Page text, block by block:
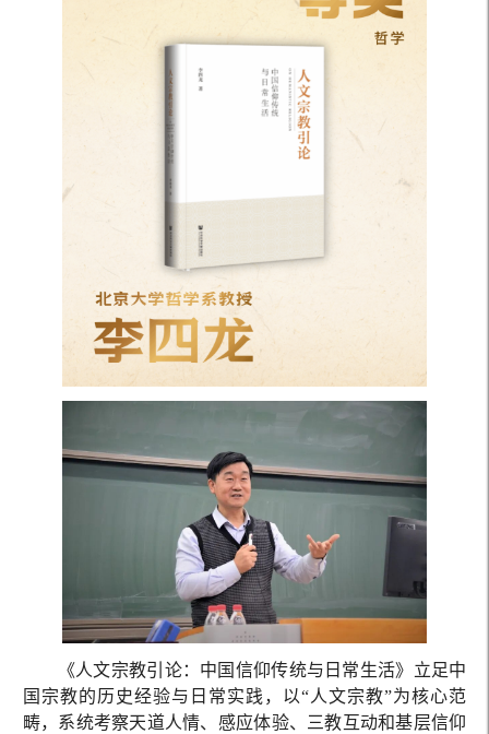
《人文宗教引论：中国信仰传统与日常生活》立足中
国宗教的历史经验与日常实践，以“人文宗教”为核心范
畴，系统考察天道人情、感应体验、三教互动和基层信仰